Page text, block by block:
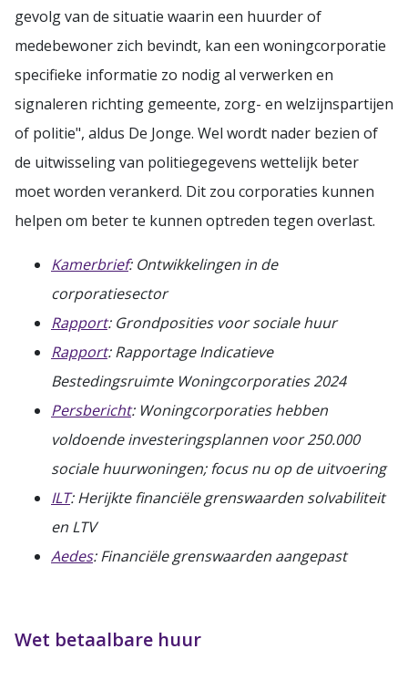
gevolg van de situatie waarin een huurder of
medebewoner zich bevindt, kan een woningcorporatie
specifieke informatie zo nodig al verwerken en
signaleren richting gemeente, zorg- en welzijnspartijen
of politie", aldus De Jonge. Wel wordt nader bezien of
de uitwisseling van politiegegevens wettelijk beter
moet worden verankerd. Dit zou corporaties kunnen
helpen om beter te kunnen optreden tegen overlast.
Kamerbrief: Ontwikkelingen in de
corporatiesector
Rapport: Grondposities voor sociale huur
Rapport: Rapportage Indicatieve
Bestedingsruimte Woningcorporaties 2024
Persbericht: Woningcorporaties hebben
voldoende investeringsplannen voor 250.000
sociale huurwoningen; focus nu op de uitvoering
ILT: Herijkte financiële grenswaarden solvabiliteit
en LTV
Aedes: Financiële grenswaarden aangepast
Wet betaalbare huur